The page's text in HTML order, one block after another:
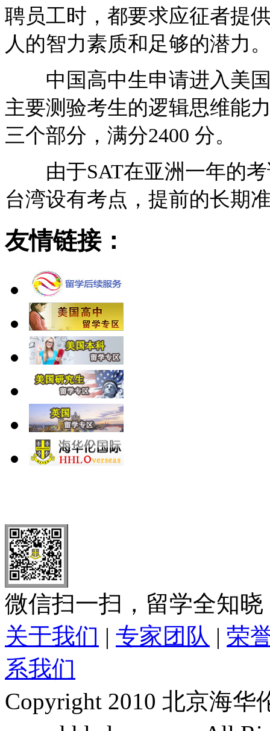
聘员工时，都要求应征者提
人的智力素质和足够的潜力
中国高中生申请进入美国
主要测验考生的逻辑思维能
三个部分，满分2400 分。
由于SAT在亚洲一年的考
台湾设有考点，提前的长期
友情链接：
微信扫一扫，留学全知晓
关于我们 | 专家团队 | 荣
系我们
Copyright 2010 北京海